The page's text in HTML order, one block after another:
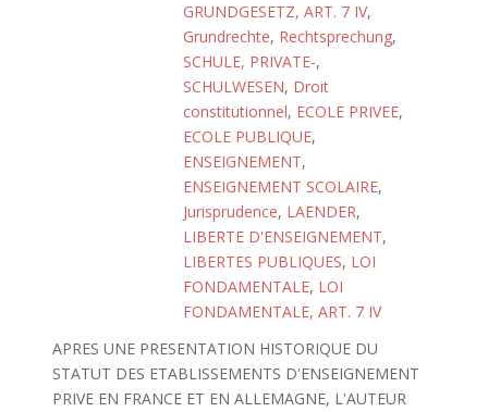
GRUNDGESETZ, ART. 7 IV,
Grundrechte, Rechtsprechung,
SCHULE, PRIVATE-,
SCHULWESEN, Droit
constitutionnel, ECOLE PRIVEE,
ECOLE PUBLIQUE,
ENSEIGNEMENT,
ENSEIGNEMENT SCOLAIRE,
Jurisprudence, LAENDER,
LIBERTE D'ENSEIGNEMENT,
LIBERTES PUBLIQUES, LOI
FONDAMENTALE, LOI
FONDAMENTALE, ART. 7 IV
APRES UNE PRESENTATION HISTORIQUE DU
STATUT DES ETABLISSEMENTS D'ENSEIGNEMENT
PRIVE EN FRANCE ET EN ALLEMAGNE, L'AUTEUR